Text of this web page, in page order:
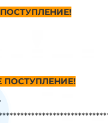
ПОСТУПЛЕНИЕ!